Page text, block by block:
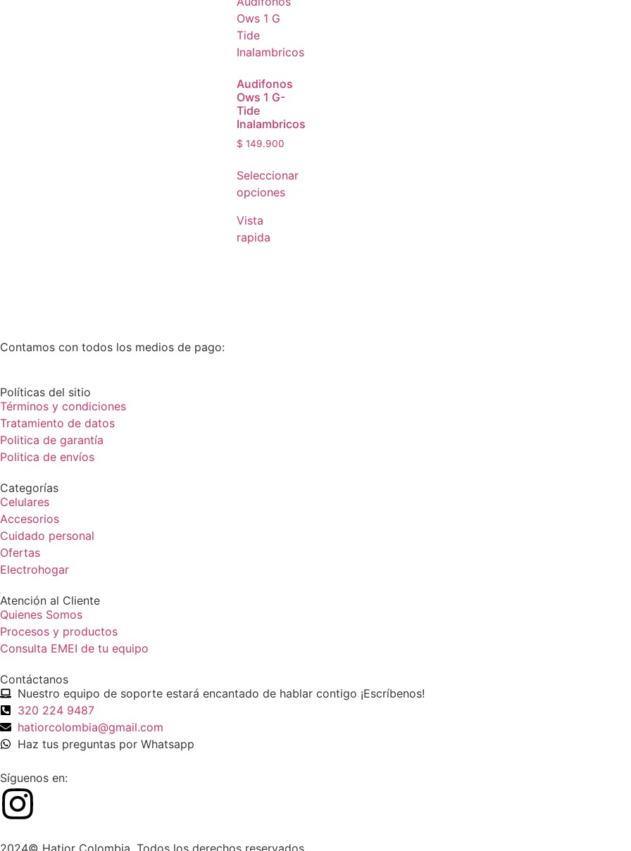
Audifonos
Ows 1 G-
Tide
Inalambricos
$ 149.900
Seleccionar
opciones
Vista
rapida
Contamos con todos los medios de pago:
Políticas del sitio
Términos y condiciones
Tratamiento de datos
Politica de garantía
Politica de envíos
Categorías
Celulares
Accesorios
Cuidado personal
Ofertas
Electrohogar
Atención al Cliente
Quienes Somos
Procesos y productos
Consulta EMEI de tu equipo
Contáctanos
Nuestro equipo de soporte estará encantado de hablar contigo ¡Escríbenos!
320 224 9487
hatiorcolombia@gmail.com
Haz tus preguntas por Whatsapp
Síguenos en:
2024© Hatior Colombia. Todos los derechos reservados